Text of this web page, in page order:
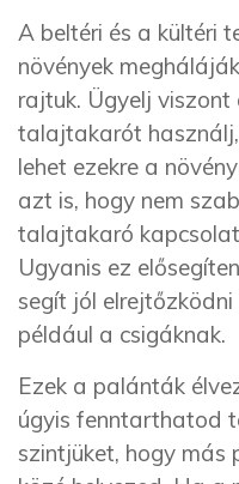
A beltéri és a kültéri
növények
rajtuk. Ügyelj viszont
talajtakarót
lehet ezekre a
azt is, hogy nem
talajtakaró
Ugyanis ez
segít jól
például a csigáknak.
Ezek a palánták
úgyis fenntarthatod
szintjüket, hogy más